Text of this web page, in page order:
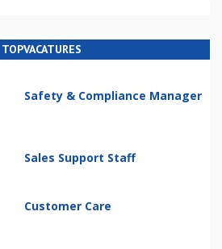
TOPVACATURES
Safety & Compliance Manager
Sales Support Staff
Customer Care